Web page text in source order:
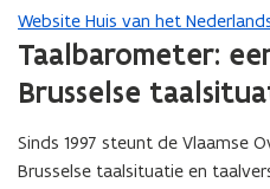
Website Huis van het
(
o
p
e
n
t
Taalbarometer:
Brusselse
Sinds 1997 steunt de Vlaamse
Brusselse taalsituatie en